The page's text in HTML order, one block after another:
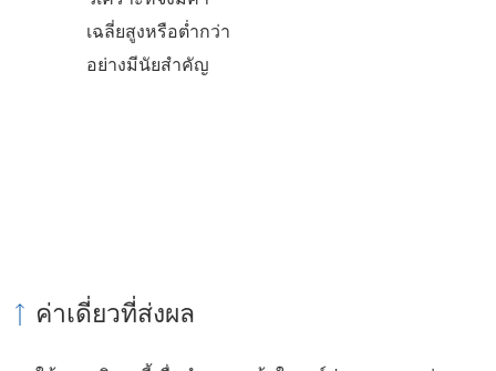
เฉลี่ยสูงหรือต่ำกว่า
อย่างมีนัยสำคัญ
ค่าเดี่ยวที่ส่งผล